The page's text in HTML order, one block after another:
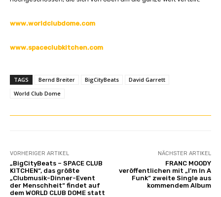
www.worldclubdome.com
www.spaceclubkitchen.com
TAGS Bernd Breiter BigCityBeats
David Garrett
World Club Dome
VORHERIGER ARTIKEL
„BigCityBeats – SPACE CLUB
KITCHEN“, das größte
„Clubmusik-Dinner-Event
der Menschheit“ findet auf
dem WORLD CLUB DOME statt
NÄCHSTER ARTIKEL
FRANC MOODY
veröffentlichen mit „I’m In A
Funk“ zweite Single aus
kommendem Album